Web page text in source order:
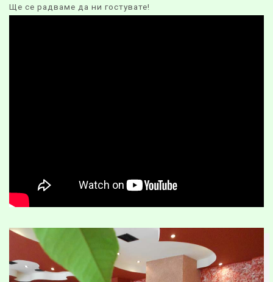
Ще се радваме да ни гостувате!